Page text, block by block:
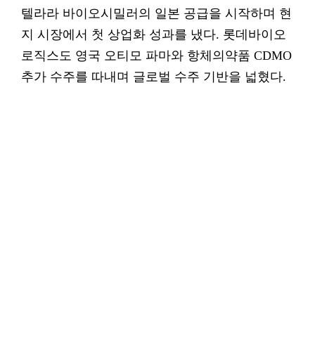
텔라라 바이오시밀러의 일본 공급을 시작하며 현
지 시장에서 첫 상업화 성과를 냈다. 롯데바이오
로직스도 영국 오티모 파마와 항체의약품 CDMO
추가 수주를 따내며 글로벌 수주 기반을 넓혔다.